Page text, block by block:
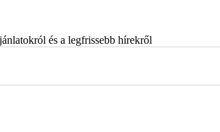
és a legfrissebb hírekről